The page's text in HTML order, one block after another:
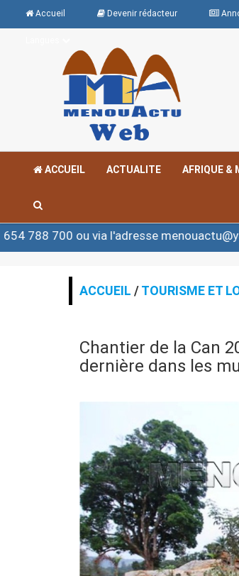
Accueil Devenir rédacteur
ACCUEIL ACTUALITE AFRIQUE &
ou via l'adresse
ACCUEIL /TOURISME ET
Chantier de la Can
dernière dans les